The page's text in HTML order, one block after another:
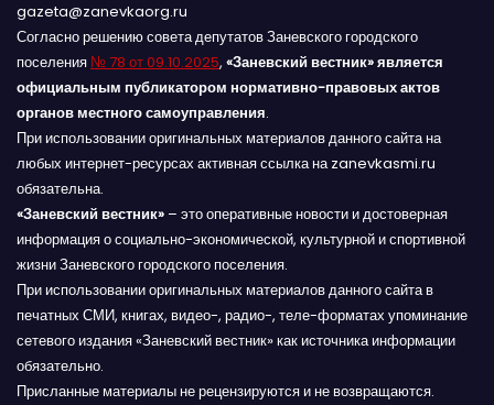
gazeta@zanevkaorg.ru
Согласно решению совета депутатов Заневского городского
поселения № 78 от 09.10.2025, «Заневский вестник» является
официальным публикатором нормативно-правовых актов
органов местного самоуправления.
При использовании оригинальных материалов данного сайта на
любых интернет-ресурсах активная ссылка на zanevkasmi.ru
обязательна.
«Заневский вестник» – это оперативные новости и достоверная
информация о социально-экономической, культурной и спортивной
жизни Заневского городского поселения.
При использовании оригинальных материалов данного сайта в
печатных СМИ, книгах, видео-, радио-, теле-форматах упоминание
сетевого издания «Заневский вестник» как источника информации
обязательно.
Присланные материалы не рецензируются и не возвращаются.